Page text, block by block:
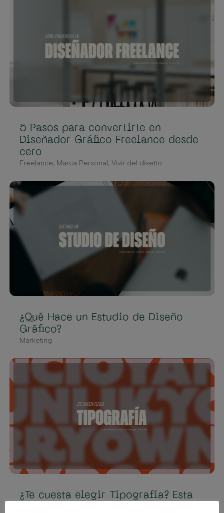
5 Pasos para convertirte en
Diseñador Gráfico Freelance desde
cero
Freelance, Marca Personal, Vivir del diseño
¿Qué Hace un Estudio de Diseño
Gráfico?
Marketing
¿Te cuesta elegir Tipografía? Esta